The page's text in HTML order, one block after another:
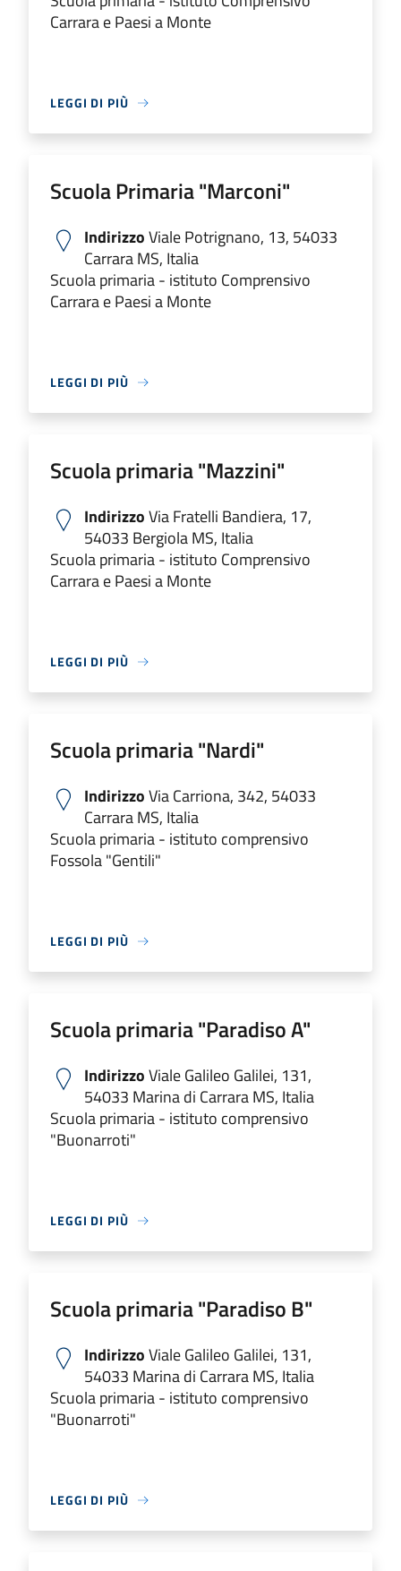
Carrara e Paesi a Monte
LEGGI DI PIÙ
Scuola Primaria "Marconi"
IndirizzoViale Potrignano, 13, 54033
Carrara MS, Italia
Scuola primaria - istituto Comprensivo
Carrara e Paesi a Monte
LEGGI DI PIÙ
Scuola primaria "Mazzini"
IndirizzoVia Fratelli Bandiera, 17,
54033 Bergiola MS, Italia
Scuola primaria - istituto Comprensivo
Carrara e Paesi a Monte
LEGGI DI PIÙ
Scuola primaria "Nardi"
IndirizzoVia Carriona, 342, 54033
Carrara MS, Italia
Scuola primaria - istituto comprensivo
Fossola "Gentili"
LEGGI DI PIÙ
Scuola primaria "Paradiso A"
IndirizzoViale Galileo Galilei, 131,
54033 Marina di Carrara MS, Italia
Scuola primaria - istituto comprensivo
"Buonarroti"
LEGGI DI PIÙ
Scuola primaria "Paradiso B"
IndirizzoViale Galileo Galilei, 131,
54033 Marina di Carrara MS, Italia
Scuola primaria - istituto comprensivo
"Buonarroti"
LEGGI DI PIÙ